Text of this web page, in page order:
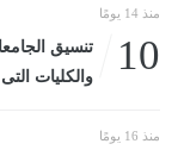
منذ 14 يومًا
10
والكليات
منذ 16 يومًا